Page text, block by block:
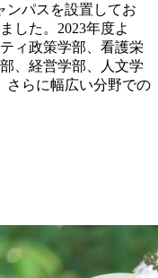
ンパスを設置してお
した。2023年度よ
ィ政策学部、看護栄
、経営学部、人文学
さらに幅広い分野での